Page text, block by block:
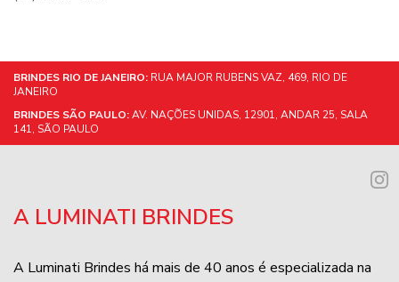
BRINDES RIO DE JANEIRO: RUA MAJOR RUBENS VAZ, 469, RIO DE
JANEIRO
BRINDES SÃO PAULO:AV. NAÇÕES UNIDAS, 12901, ANDAR 25, SALA
141, SÃO PAULO
A LUMINATI BRINDES
A Luminati Brindes há mais de 40 anos é especializada na